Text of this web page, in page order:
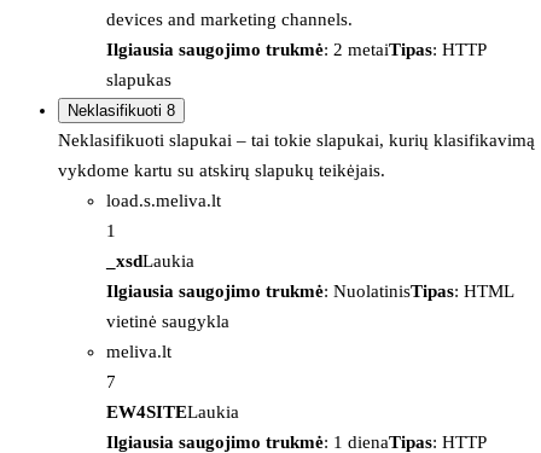
devices and marketing channels.
Ilgiausia saugojimo trukmė: 2 metaiTipas: HTTP
slapukas
Neklasifikuoti 8
Neklasifikuoti slapukai – tai tokie slapukai, kurių klasifikavimą
vykdome kartu su atskirų slapukų teikėjais.
load.s.meliva.lt
1
_xsdLaukia
Ilgiausia saugojimo trukmė: NuolatinisTipas: HTML
vietinė saugykla
meliva.lt
7
EW4SITELaukia
Ilgiausia saugojimo trukmė: 1 dienaTipas: HTTP